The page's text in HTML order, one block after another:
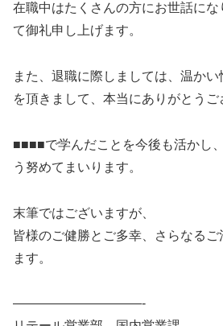
在職中はたくさんの方にお世話に
て御礼申し上げます。
また、退職に際しましては、温か
を頂きまして、本当にありがとうご
■■■■で学んだことを今後も活かし
う努めてまいります。
末筆ではございますが、
皆様のご健勝とご多幸、さらなる
ます。
——————————-